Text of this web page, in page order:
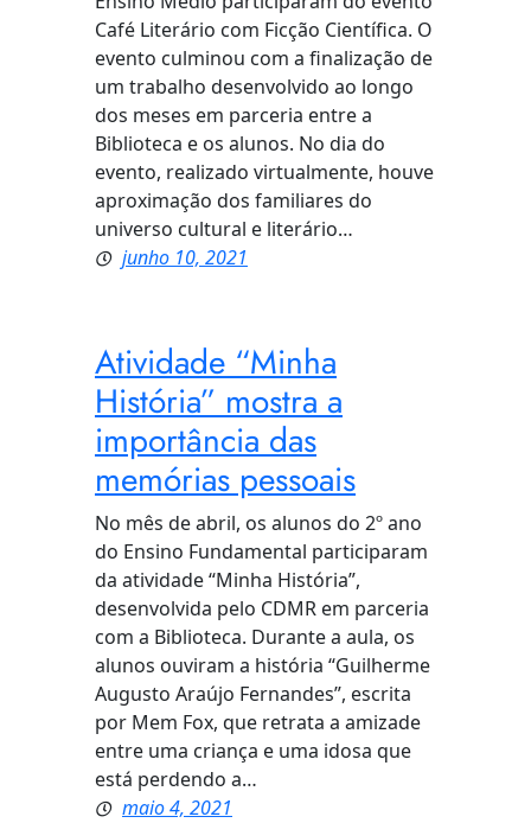
Café Literário com Ficção Científica. O
evento culminou com a finalização de
um trabalho desenvolvido ao longo
dos meses em parceria entre a
Biblioteca e os alunos. No dia do
evento, realizado virtualmente, houve
aproximação dos familiares do
universo cultural e literário…
junho 10, 2021
Atividade “Minha
História” mostra a
importância das
memórias pessoais
No mês de abril, os alunos do 2º ano
do Ensino Fundamental participaram
da atividade “Minha História”,
desenvolvida pelo CDMR em parceria
com a Biblioteca. Durante a aula, os
alunos ouviram a história “Guilherme
Augusto Araújo Fernandes”, escrita
por Mem Fox, que retrata a amizade
entre uma criança e uma idosa que
está perdendo a…
maio 4, 2021